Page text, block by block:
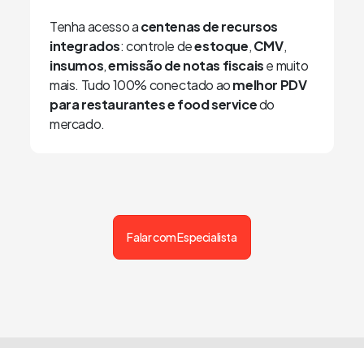
Tenha acesso acentenas de recursos
integrados: controle deestoque,CMV,
insumos,emissão de notas fiscaise muito
mais. Tudo 100% conectado aomelhor PDV
para restaurantes e food servicedo
mercado.
Falar com Especialista